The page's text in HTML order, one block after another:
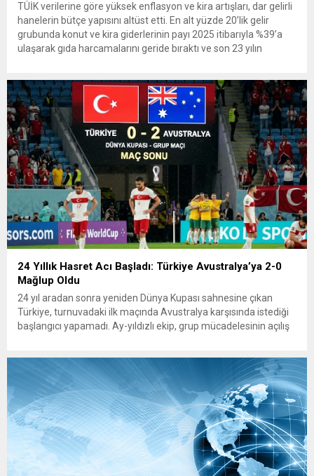
TÜİK verilerine göre yüksek enflasyon ve kira artışları, dar gelirli
hanelerin bütçe yapısını altüst etti. En alt yüzde 20’lik gelir
grubunda konut ve kira giderlerinin payı 2025 itibarıyla %39’a
ulaşarak gıda harcamalarını geride bıraktı ve son 23 yılın
24 Yıllık Hasret Acı Başladı: Türkiye Avustralya’ya 2-0
Mağlup Oldu
24 yıl aradan sonra yeniden Dünya Kupası sahnesine çıkan
Türkiye, turnuvadaki ilk maçında Avustralya karşısında istediği
başlangıcı yapamadı. Ay-yıldızlı ekip, grup mücadelesinin açılış
itibaren iki takım da kontrollü bir oyun sergilerken, Avustralya
özellikle hızlı hücumlarla etkili olmaya...